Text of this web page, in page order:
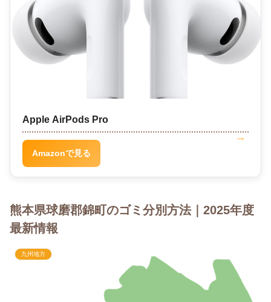
Apple AirPods Pro
Amazonで見る
熊本県球磨郡錦町のゴミ分別方法｜2025年度
最新情報
九州地方